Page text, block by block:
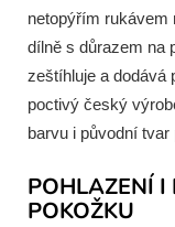
netopýřím rukávem
dílně s důrazem na
zeštíhluje a dodává
poctivý český
barvu i původní tvar
POHLAZENÍ I
POKOŽKU